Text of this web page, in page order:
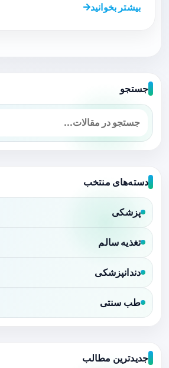
بیشتر بخوانید
جستجو
دسته‌های منتخب
پزشکی
تغذیه سالم
دندانپزشکی
طب سنتی
جدیدترین مطالب